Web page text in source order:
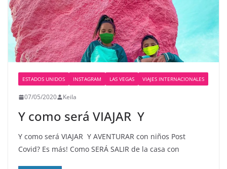
ESTADOS UNIDOS INSTAGRAM LAS VEGAS VIAJES INTERNACIONALES
07/05/2020 Keila
Y como será VIAJAR ️ Y
Y como será VIAJAR ️ Y AVENTURAR con niños Post
Covid? Es más! Como SERÁ SALIR de la casa con